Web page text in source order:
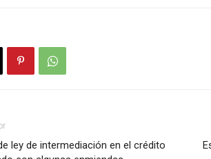
ley de intermediación en el crédito